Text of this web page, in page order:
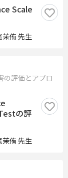
Scale
侑 先生
の評価とアプロ
の評
侑 先生